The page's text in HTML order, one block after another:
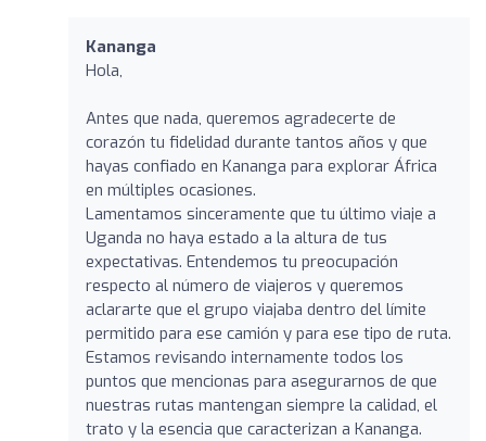
Kananga
Hola,
Antes que nada, queremos agradecerte de
corazón tu fidelidad durante tantos años y que
hayas confiado en Kananga para explorar África
en múltiples ocasiones.
Lamentamos sinceramente que tu último viaje a
Uganda no haya estado a la altura de tus
expectativas. Entendemos tu preocupación
respecto al número de viajeros y queremos
aclararte que el grupo viajaba dentro del límite
permitido para ese camión y para ese tipo de ruta.
Estamos revisando internamente todos los
puntos que mencionas para asegurarnos de que
nuestras rutas mantengan siempre la calidad, el
trato y la esencia que caracterizan a Kananga.